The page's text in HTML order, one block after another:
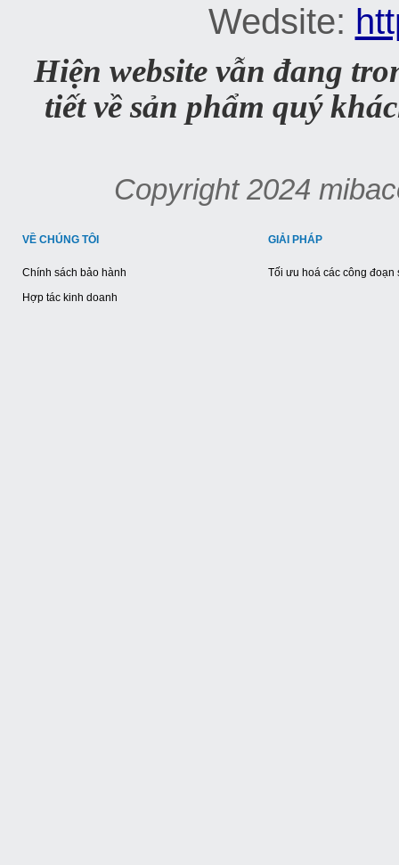
Wedsite:
Hiện website vẫn đang
tiết về sản phẩm quý
Copyright 2024
VỀ CHÚNG TÔI
Chính sách bảo hành
Hợp tác kinh doanh
GIẢI PHÁP
Tối ưu hoá các công đoạn